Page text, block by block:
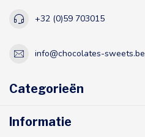
+32 (0)59 703015
info@chocolates-sweets.be
Categorieën
Informatie